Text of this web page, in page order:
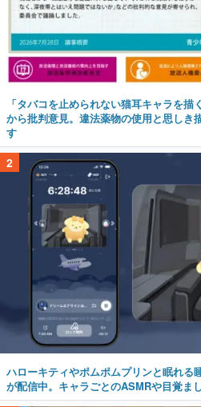
「タバコを止められない猫耳キャラを
から批判意見。違法薬物の使用と思しき
す
2
ハローキティやポムポムプリンと眠れる
が配信中。キャラごとのASMRや目覚ま